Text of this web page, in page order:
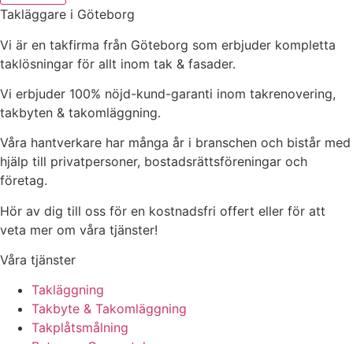
Takläggare i Göteborg
Vi är en takfirma från Göteborg som erbjuder kompletta
taklösningar för allt inom tak & fasader.
Vi erbjuder 100% nöjd-kund-garanti inom takrenovering,
takbyten & takomläggning.
Våra hantverkare har många år i branschen och bistår med
hjälp till privatpersoner, bostadsrättsföreningar och
företag.
Hör av dig till oss för en kostnadsfri offert eller för att
veta mer om våra tjänster!
Våra tjänster
Takläggning
Takbyte & Takomläggning
Takplåtsmålning